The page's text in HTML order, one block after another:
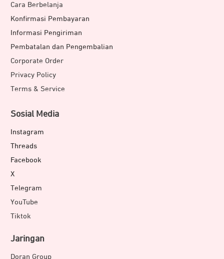
Cara Berbelanja
Konfirmasi Pembayaran
Informasi Pengiriman
Pembatalan dan Pengembalian
Corporate Order
Privacy Policy
Terms & Service
Sosial Media
Instagram
Threads
Facebook
X
Telegram
YouTube
Tiktok
Jaringan
Doran Group